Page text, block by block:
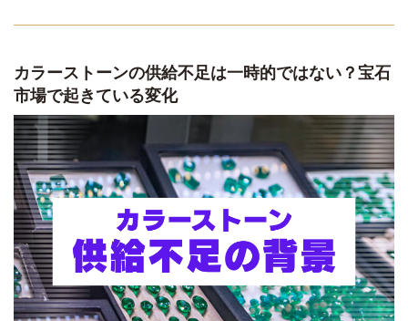
カラーストーンの供給不足は一時的ではない？宝石
市場で起きている変化